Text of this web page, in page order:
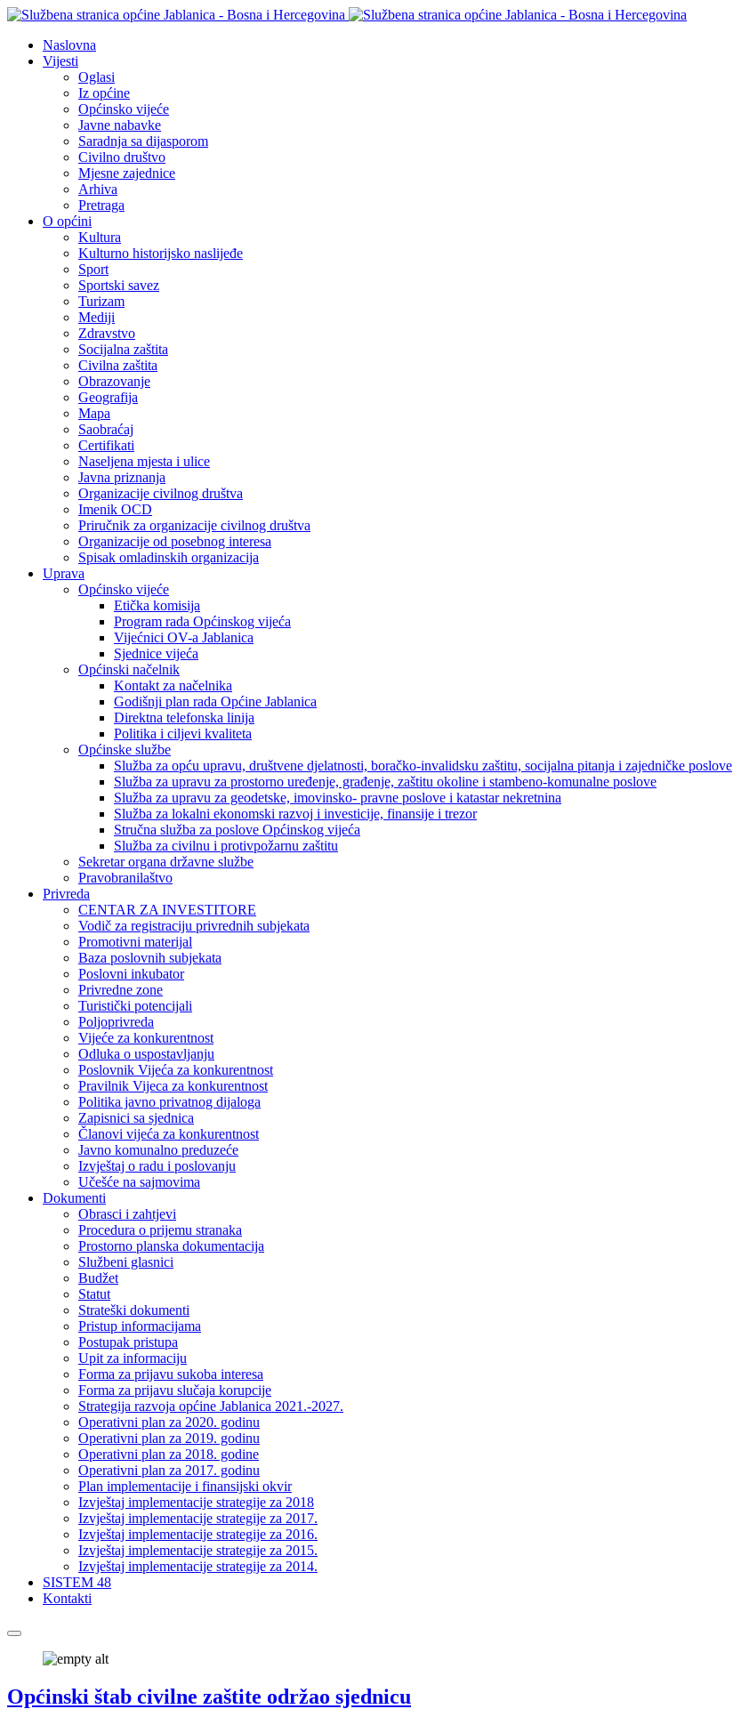
Naslovna
Vijesti
Oglasi
Iz općine
Općinsko vijeće
Javne nabavke
Saradnja sa dijasporom
Civilno društvo
Mjesne zajednice
Arhiva
Pretraga
O općini
Kultura
Kulturno historijsko naslijeđe
Sport
Sportski savez
Turizam
Mediji
Zdravstvo
Socijalna zaštita
Civilna zaštita
Obrazovanje
Geografija
Mapa
Saobraćaj
Certifikati
Naseljena mjesta i ulice
Javna priznanja
Organizacije civilnog društva
Imenik OCD
Priručnik za organizacije civilnog društva
Organizacije od posebnog interesa
Spisak omladinskih organizacija
Uprava
Općinsko vijeće
Etička komisija
Program rada Općinskog vijeća
Vijećnici OV-a Jablanica
Sjednice vijeća
Općinski načelnik
Kontakt za načelnika
Godišnji plan rada Općine Jablanica
Direktna telefonska linija
Politika i ciljevi kvaliteta
Općinske službe
Služba za opću upravu, društvene djelatnosti, boračko-invalidsku zaštitu, socijalna pitanja i zajedničke poslove
Služba za upravu za prostorno uređenje, građenje, zaštitu okoline i stambeno-komunalne poslove
Služba za upravu za geodetske, imovinsko- pravne poslove i katastar nekretnina
Služba za lokalni ekonomski razvoj i investicije, finansije i trezor
Stručna služba za poslove Općinskog vijeća
Služba za civilnu i protivpožarnu zaštitu
Sekretar organa državne službe
Pravobranilaštvo
Privreda
CENTAR ZA INVESTITORE
Vodič za registraciju privrednih subjekata
Promotivni materijal
Baza poslovnih subjekata
Poslovni inkubator
Privredne zone
Turistički potencijali
Poljoprivreda
Vijeće za konkurentnost
Odluka o uspostavljanju
Poslovnik Vijeća za konkurentnost
Pravilnik Vijeca za konkurentnost
Politika javno privatnog dijaloga
Zapisnici sa sjednica
Članovi vijeća za konkurentnost
Javno komunalno preduzeće
Izvještaj o radu i poslovanju
Učešće na sajmovima
Dokumenti
Obrasci i zahtjevi
Procedura o prijemu stranaka
Prostorno planska dokumentacija
Službeni glasnici
Budžet
Statut
Strateški dokumenti
Pristup informacijama
Postupak pristupa
Upit za informaciju
Forma za prijavu sukoba interesa
Forma za prijavu slučaja korupcije
Strategija razvoja općine Jablanica 2021.-2027.
Operativni plan za 2020. godinu
Operativni plan za 2019. godinu
Operativni plan za 2018. godine
Operativni plan za 2017. godinu
Plan implementacije i finansijski okvir
Izvještaj implementacije strategije za 2018
Izvještaj implementacije strategije za 2017.
Izvještaj implementacije strategije za 2016.
Izvještaj implementacije strategije za 2015.
Izvještaj implementacije strategije za 2014.
SISTEM 48
Kontakti
Općinski štab civilne zaštite održao sjednicu